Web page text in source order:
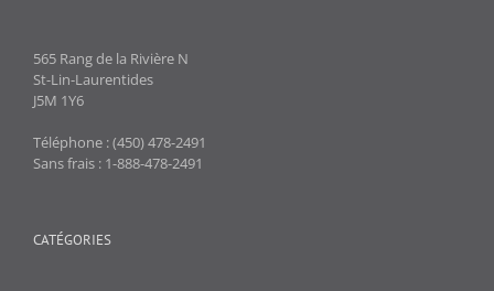
565 Rang de la Rivière N
St-Lin-Laurentides
J5M 1Y6
Téléphone : (450) 478-2491
Sans frais : 1-888-478-2491
CATÉGORIES